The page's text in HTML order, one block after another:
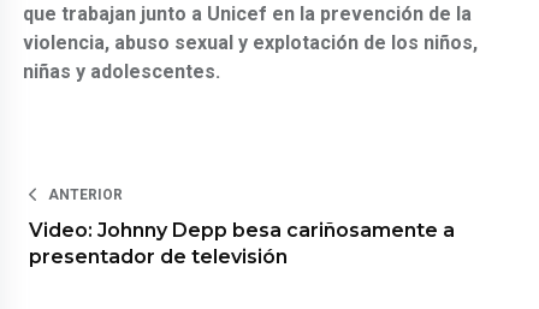
que trabajan junto a Unicef en la prevención de la
violencia, abuso sexual y explotación de los niños,
niñas y adolescentes.
ANTERIOR
Video: Johnny Depp besa cariñosamente a
presentador de televisión